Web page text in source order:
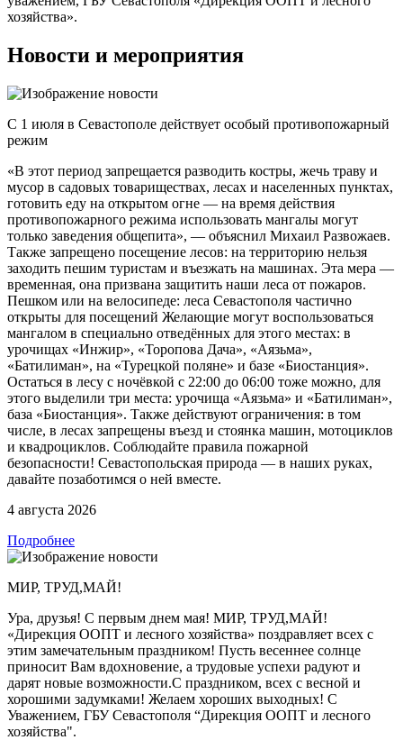
хозяйства».
Новости и мероприятия
С 1 июля в Севастополе действует особый противопожарный
режим
«В этот период запрещается разводить костры, жечь траву и
мусор в садовых товариществах, лесах и населенных пунктах,
готовить еду на открытом огне — на время действия
противопожарного режима использовать мангалы могут
только заведения общепита», — объяснил Михаил Развожаев.
Также запрещено посещение лесов: на территорию нельзя
заходить пешим туристам и въезжать на машинах. Эта мера —
временная, она призвана защитить наши леса от пожаров.
Пешком или на велосипеде: леса Севастополя частично
открыты для посещений Желающие могут воспользоваться
мангалом в специально отведённых для этого местах: в
урочищах «Инжир», «Торопова Дача», «Аязьма»,
«Батилиман», на «Турецкой поляне» и базе «Биостанция».
Остаться в лесу с ночёвкой с 22:00 до 06:00 тоже можно, для
этого выделили три места: урочища «Аязьма» и «Батилиман»,
база «Биостанция». Также действуют ограничения: в том
числе, в лесах запрещены въезд и стоянка машин, мотоциклов
и квадроциклов. Соблюдайте правила пожарной
безопасности! Севастопольская природа — в наших руках,
давайте позаботимся о ней вместе.
4 августа 2026
Подробнее
МИР, ТРУД,МАЙ!
Ура, друзья! С первым днем мая! МИР, ТРУД,МАЙ!
«Дирекция ООПТ и лесного хозяйства» поздравляет всех с
этим замечательным праздником! Пусть весеннее солнце
приносит Вам вдохновение, а трудовые успехи радуют и
дарят новые возможности.С праздником, всех с весной и
хорошими задумками! Желаем хороших выходных! С
Уважением, ГБУ Севастополя “Дирекция ООПТ и лесного
хозяйства".